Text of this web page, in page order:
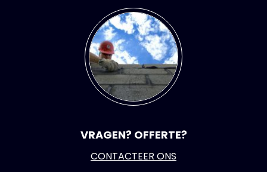
VRAGEN? OFFERTE?
CONTACTEER ONS